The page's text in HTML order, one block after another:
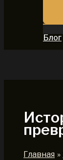
Блог
Главная